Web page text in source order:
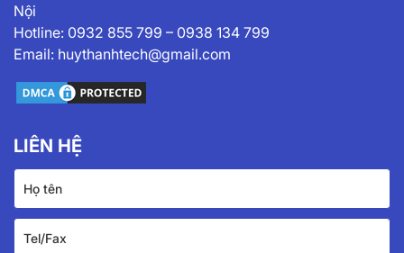
Nội
Hotline: 0932 855 799 – 0938 134 799
Email: huythanhtech@gmail.com
LIÊN HỆ